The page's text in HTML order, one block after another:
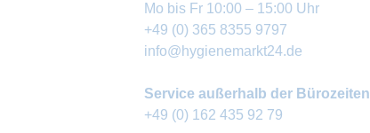
Mo bis Fr 10:00 – 15:00 Uhr
+49 (0) 365 8355 9797
info@hygienemarkt24.de
Service außerhalb der Bürozeiten
+49 (0) 162 435 92 79